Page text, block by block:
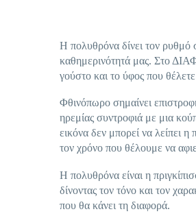
Η πολυθρόνα δίνει τον ρυθμό
καθημερινότητά μας. Στο
γούστο και το ύφος που
Φθινόπωρο σημαίνει
ηρεμίας συντροφιά με μια
εικόνα δεν μπορεί να λείπει
τον χρόνο που θέλουμε να
Η πολυθρόνα είναι η
δίνοντας τον τόνο και τον
που θα κάνει τη διαφορά.